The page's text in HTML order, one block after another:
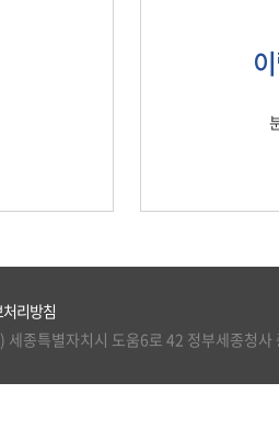
리방침
세종특별자치시 도움6로 42 정부세종청